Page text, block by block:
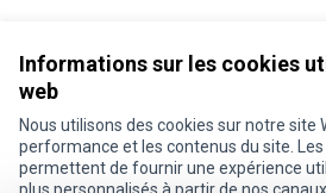
Informations sur les cookies
web
Nous utilisons des cookies sur notre site
performance et les contenus du site.
permettent de fournir une expérience
Conditions d'utilisation
Paramètres des cookies
Je participe ! sur X
Je participe ! sur Facebook
Je participe ! sur Instagram